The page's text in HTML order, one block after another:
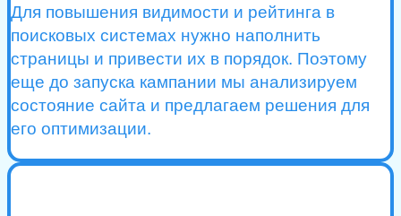
Для повышения видимости и рейтинга в
поисковых системах нужно наполнить
страницы и привести их в порядок. Поэтому
еще до запуска кампании мы анализируем
состояние сайта и предлагаем решения для
его оптимизации.